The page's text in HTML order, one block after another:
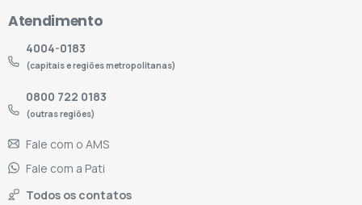
Atendimento
4004-0183
(capitais e regiões metropolitanas)
0800 722 0183
(outras regiões)
Fale com o AMS
Fale com a Pati
Todos os contatos